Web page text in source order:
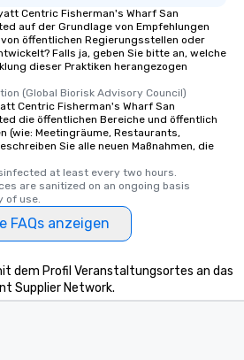
Centric Fisherman's Wharf San
auf der Grundlage von Empfehlungen
öffentlichen Regierungsstellen oder
Falls ja, geben Sie bitte an, welche
dieser Praktiken herangezogen
(Global Biorisk Advisory Council)
Centric Fisherman's Wharf San
die öffentlichen Bereiche und öffentlich
(wie: Meetingräume, Restaurants,
Sie alle neuen Maßnahmen, die
at least every two hours.
are sanitized on an ongoing basis
of use.
FAQs anzeigen
dem Profil Veranstaltungsortes an das
Supplier Network.